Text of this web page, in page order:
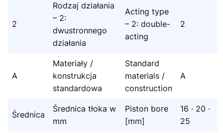
2
Rodzaj działania
– 2:
dwustronnego
działania
Acting type
– 2: double-
acting
2
A
Materiały /
konstrukcja
standardowa
Standard
materials /
construction
A
Średnica
Średnica tłoka w
mm
Piston bore
[mm]
16 · 20 ·
25